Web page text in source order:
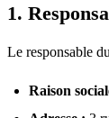
1.
Le responsable
Raison